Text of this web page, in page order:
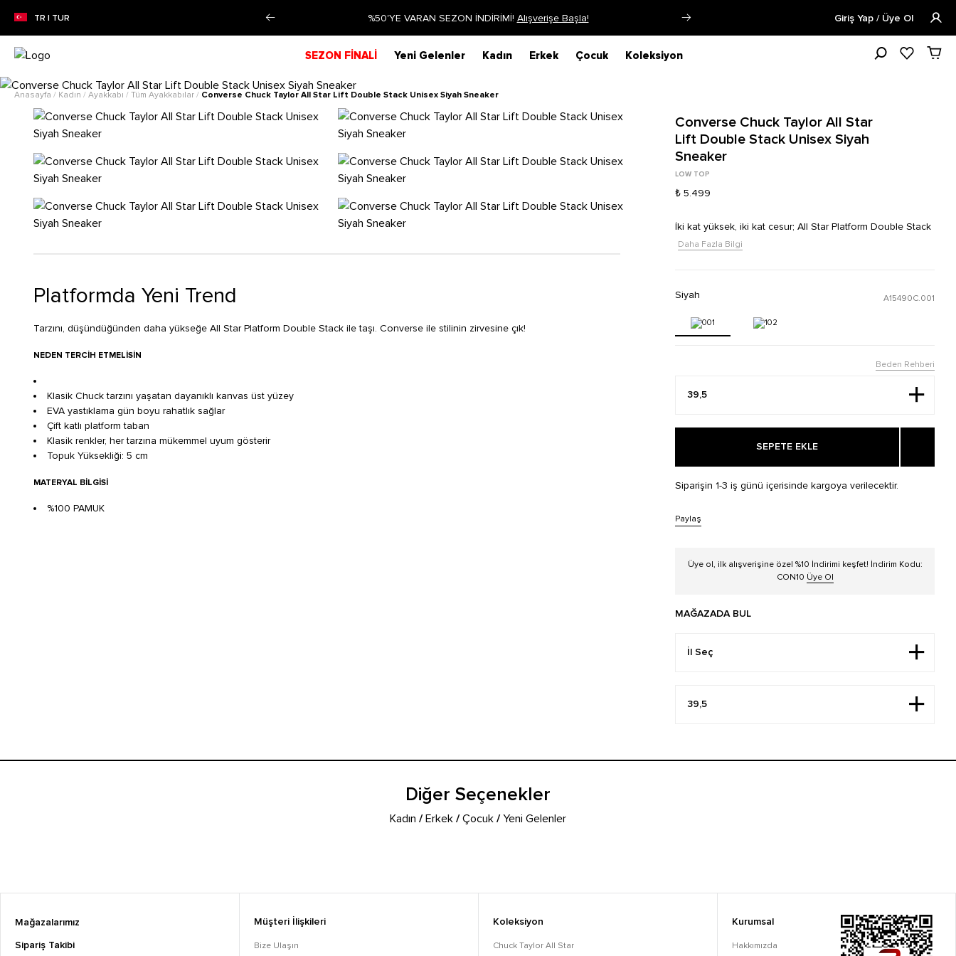
TR | TUR%50'YE VARAN SEZON İNDİRİMİ! Alışverişe Başla! Siparişin 1-3 iş günü içerisinde kargoya verilecektir. Giriş Yap / Üye Ol
SEZON FİNALİ Yeni Gelenler Kadın Erkek Çocuk Koleksiyon
Anasayfa / Kadın / Ayakkabı / Tüm Ayakkabılar / Converse Chuck Taylor All Star Lift Double Stack Unisex Siyah Sneaker
Platformda Yeni Trend
Tarzını, düşündüğünden daha yükseğe All Star Platform Double Stack ile taşı. Converse ile stilinin zirvesine çık!
NEDEN TERCIH ETMELISIN
Klasik Chuck tarzını yaşatan dayanıklı kanvas üst yüzey
EVA yastıklama gün boyu rahatlık sağlar
Çift katlı platform taban
Klasik renkler, her tarzına mükemmel uyum gösterir
Topuk Yüksekliği: 5 cm
MATERYAL BILGISI
%100 PAMUK
Converse Chuck Taylor All Star
Lift Double Stack Unisex Siyah
Sneaker
LOW TOP
₺ 5.499
İki kat yüksek, iki kat cesur; All Star Platform Double Stack
Daha Fazla Bilgi
Siyah A15490C.001
Beden Rehberi
SEPETE EKLE
Siparişin 1-3 iş günü içerisinde kargoya verilecektir.
Paylaş
Üye ol, ilk alışverişine özel %10 İndirimi keşfet! İndirim Kodu:
CON10 Üye Ol
MAĞAZADA BUL
Diğer Seçenekler
Kadın /Erkek /Çocuk /Yeni Gelenler
Mağazalarımız
Sipariş Takibi
Müşteri İlişkileri
Bize Ulaşın
Koleksiyon
Chuck Taylor All Star
Kurumsal
Hakkımızda